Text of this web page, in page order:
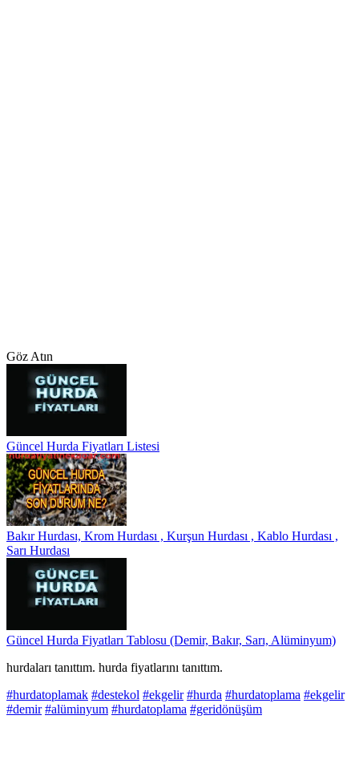
Göz Atın
Güncel Hurda Fiyatları Listesi
Bakır Hurdası, Krom Hurdası , Kurşun Hurdası , Kablo Hurdası ,
Sarı Hurdası
Güncel Hurda Fiyatları Tablosu (Demir, Bakır, Sarı, Alüminyum)
hurdaları tanıttım. hurda fiyatlarını tanıttım.
#hurdatoplamak #destekol #ekgelir #hurda #hurdatoplama #ekgelir
#demir #alüminyum #hurdatoplama #geridönüşüm